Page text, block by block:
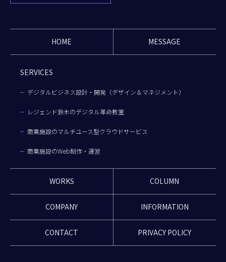
HOME MESSAGE
SERVICES
デジタルビジネス設計・開発（デザイン＆マネジメント）
レジェンド鈴木のデジタル革命教室
商業施設のマルチユース型クラウドサービス
商業施設のWeb制作・運営
WORKS COLUMN
COMPANY INFORMATION
CONTACT PRIVACY POLICY